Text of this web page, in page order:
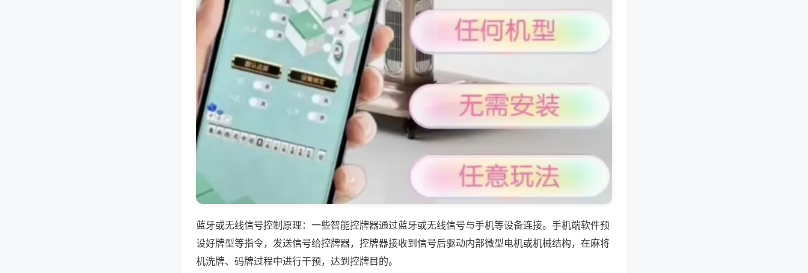
蓝牙或无线信号控制原理：一些智能控牌器通过蓝牙或无线信号与手机等设备连接。手机端软件预
设好牌型等指令，发送信号给控牌器，控牌器接收到信号后驱动内部微型电机或机械结构，在麻将
机洗牌、码牌过程中进行干预，达到控牌目的。